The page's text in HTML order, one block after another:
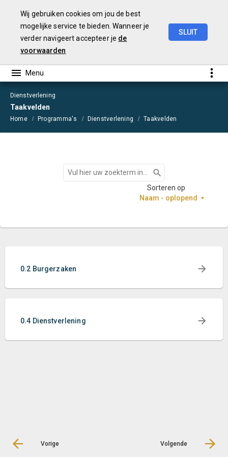
Dienstverlening
Taakvelden
Home Programma's Dienstverlening Taakvelden
Zoeken
Sorteren op
Naam - oplopend
0.2 Burgerzaken
0.4 Dienstverlening
Vorige Volgende
Wij gebruiken cookies om jou de best
mogelijke service te bieden. Wanneer je
verder navigeert accepteer je de
voorwaarden
SLUIT